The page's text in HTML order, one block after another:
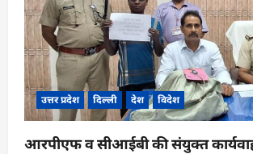
उत्तर प्रदेश दिल्ली देश विदेश
आरपीएफ व सीआईबी की संयुक्त